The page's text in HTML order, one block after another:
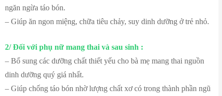
ngăn ngừa táo bón.
– Giúp ăn ngon miệng, chữa tiêu chảy, suy dinh dưỡng ở trẻ nhỏ.
2/ Đối với phụ nữ mang thai và sau sinh :
– Bổ sung các dưỡng chất thiết yếu cho bà mẹ mang thai nguồn
dinh dưỡng quý giá nhất.
– Giúp chống táo bón nhờ lượng chất xơ có trong thành phần ngũ